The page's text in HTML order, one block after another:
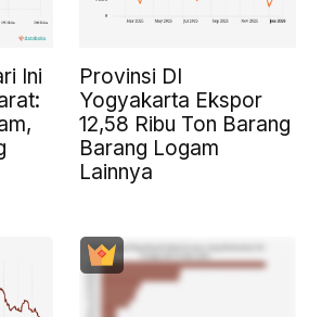
Ini
Provinsi DI
Yogyakarta Ekspor
12,58 Ribu Ton Barang
Barang Logam
Lainnya